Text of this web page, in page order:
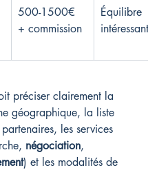
500-1500€
+ commission
Équilibre
intéressant
préciser clairement la
géographique, la liste
les services
négociation,
) et les modalités de